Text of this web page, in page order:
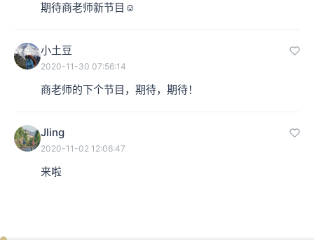
期待商老师新节目☺️
小土豆
2020-11-30 07:56:14
商老师的下个节目，期待，期待！
Jling
2020-11-02 12:06:47
来啦